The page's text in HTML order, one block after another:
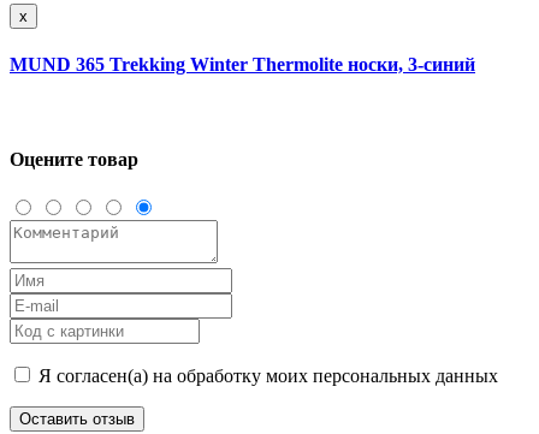
x
MUND 365 Trekking Winter Thermolite носки, 3-синий
Оцените товар
Я согласен(а) на обработку моих персональных данных
Оставить отзыв